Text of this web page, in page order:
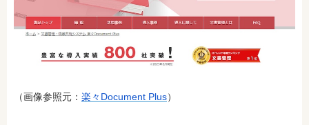
（画像参照元： 楽々Document Plus）